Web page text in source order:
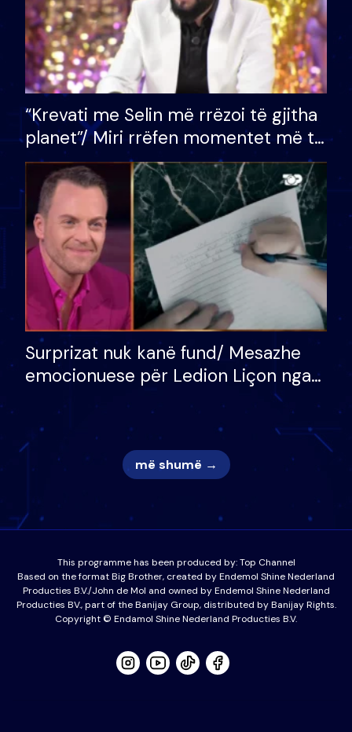
“Krevati me Selin më rrëzoi të gjitha
planet”/ Miri rrëfen momentet më të
bukura në shtëpinë e BB VIP: Do më
mungojë zilja e mëngjesit kur…
Surprizat nuk kanë fund/ Mesazhe
emocionuese për Ledion Liçon nga
nëna dhe fëmijët e tij, moderatori
nuk i mban dot lotët: Nuk meritoj…
më shumë →
This programme has been produced by:Top Channel
Based on the format Big Brother, created by Endemol Shine Nederland
Producties B.V./John de Mol and owned by Endemol Shine Nederland
Producties BV., part of the Banijay Group, distributed by Banijay Rights.
Copyright © Endamol Shine Nederland Producties B.V.